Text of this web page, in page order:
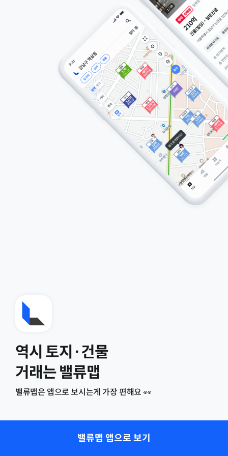
역시 토지·건물
거래는 밸류맵
밸류맵은 앱으로 보시는게 가장 편해요 👀
밸류맵 앱으로 보기